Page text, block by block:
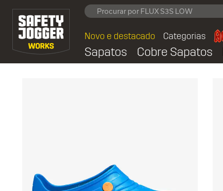
Novo e destacado Categorias
Sapatos Cobre Sapatos